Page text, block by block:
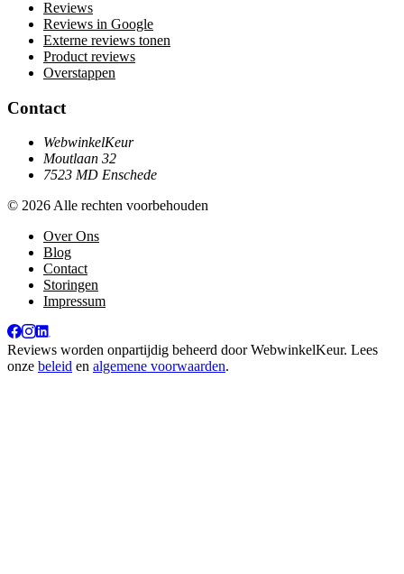
Reviews
Reviews in Google
Externe reviews tonen
Product reviews
Overstappen
Contact
WebwinkelKeur
Moutlaan 32
7523 MD Enschede
© 2026 Alle rechten voorbehouden
Over Ons
Blog
Contact
Storingen
Impressum
Reviews worden onpartijdig beheerd doorWebwinkelKeur. Lees
onze beleid en algemene voorwaarden.